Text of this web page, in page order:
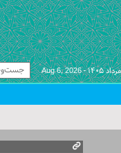
Aug 6, 2026